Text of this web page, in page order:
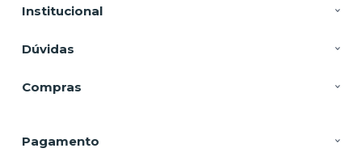
Institucional
Dúvidas
Compras
Pagamento